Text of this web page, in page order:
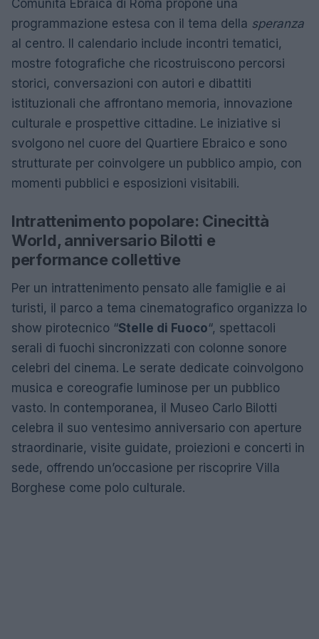
Comunità Ebraica di Roma propone una
programmazione estesa con il tema della speranza
al centro. Il calendario include incontri tematici,
mostre fotografiche che ricostruiscono percorsi
storici, conversazioni con autori e dibattiti
istituzionali che affrontano memoria, innovazione
culturale e prospettive cittadine. Le iniziative si
svolgono nel cuore del Quartiere Ebraico e sono
strutturate per coinvolgere un pubblico ampio, con
momenti pubblici e esposizioni visitabili.
Intrattenimento popolare: Cinecittà
World, anniversario Bilotti e
performance collettive
Per un intrattenimento pensato alle famiglie e ai
turisti, il parco a tema cinematografico organizza lo
show pirotecnico “Stelle di Fuoco“, spettacoli
serali di fuochi sincronizzati con colonne sonore
celebri del cinema. Le serate dedicate coinvolgono
musica e coreografie luminose per un pubblico
vasto. In contemporanea, il Museo Carlo Bilotti
celebra il suo ventesimo anniversario con aperture
straordinarie, visite guidate, proiezioni e concerti in
sede, offrendo un’occasione per riscoprire Villa
Borghese come polo culturale.